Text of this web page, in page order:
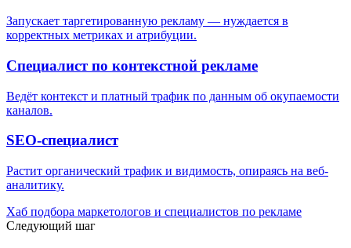
Запускает таргетированную рекламу — нуждается в
корректных метриках и атрибуции.
Специалист по контекстной рекламе
Ведёт контекст и платный трафик по данным об окупаемости
каналов.
SEO-специалист
Растит органический трафик и видимость, опираясь на веб-
аналитику.
Хаб подбора маркетологов и специалистов по рекламе
Следующий шаг